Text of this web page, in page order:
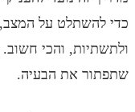
על המצב, למזער
והכי חשוב. לדעת
את הבעיה.